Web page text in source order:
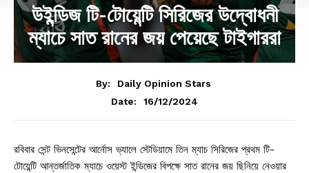
উইন্ডিজ টি-টোয়েন্টি সিরিজের উদ্বোধনী
ম্যাচে সাত রানের জয় পেয়েছে টাইগাররা
By:
Daily Opinion Stars
Date:
16/12/2024
রবিবার সেন্ট ভিনসেন্টের আর্নোস ভ্যালে স্টেডিয়ামে তিন ম্যাচ সিরিজের প্রথম টি-
টোয়েন্টি আন্তর্জাতিক ম্যাচে ওয়েস্ট ইন্ডিজের বিপক্ষে সাত রানের জয় ছিনিয়ে নেওয়ার